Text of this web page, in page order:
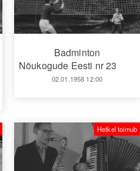
Badminton
Nõukogude Eesti nr 23
02.01.1958 12:00
Hetkel toimub